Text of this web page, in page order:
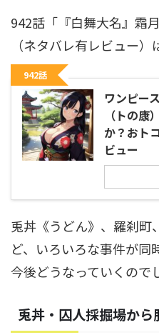
942話「『白舞大名』霜
（ネタバレ有レビュー）
942話
ワンピー
（トの
か？おト
ビュー
兎丼《うどん》、羅刹町
ど、いろいろな事件が同
今後どうなっていくので
兎丼・囚人採掘場から